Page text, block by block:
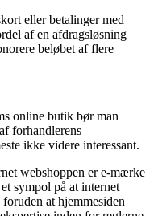
eller betalinger med
af en afdragsløsning
beløbet af flere
online butik bør man
forhandlerens
ikke videre interessant.
webshoppen er e-mærke
sympol på at internet
at hjemmesiden